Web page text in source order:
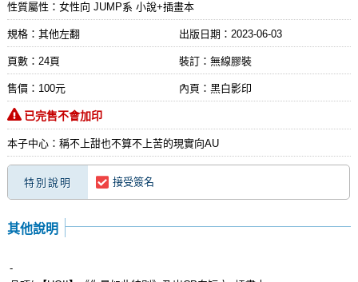
性質屬性：女性向 JUMP系 小說+插畫本
規格：其他左翻 出版日期： 2023-06-03
頁數：24頁 裝訂：無線膠裝
售價：100元 內頁：黑白影印
已完售不會加印
本子中心：稱不上甜也不算不上苦的現實向AU
特別說明 接受簽名
其他說明
-